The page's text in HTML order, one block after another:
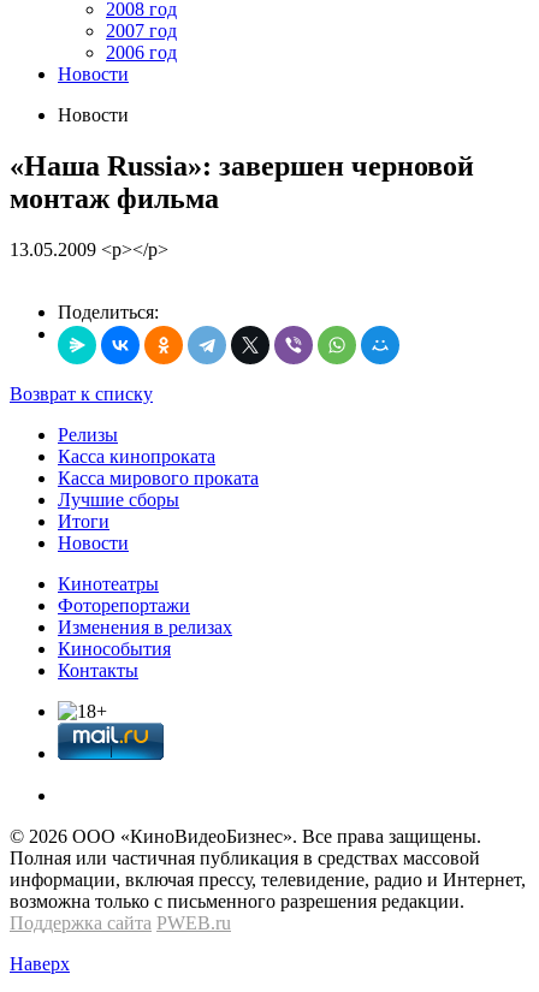
2008 год
2007 год
2006 год
Новости
Новости
«Наша Russia»: завершен черновой
монтаж фильма
13.05.2009 <p></p>
Поделиться:
Возврат к списку
Релизы
Касса кинопроката
Касса мирового проката
Лучшие сборы
Итоги
Новости
Кинотеатры
Фоторепортажи
Изменения в релизах
Кинособытия
Контакты
© 2026 OOО «КиноВидеоБизнес». Все права защищены.
Полная или частичная публикация в средствах массовой
информации, включая прессу, телевидение, радио и Интернет,
возможна только с письменного разрешения редакции.
Поддержка сайта PWEB.ru
Наверх